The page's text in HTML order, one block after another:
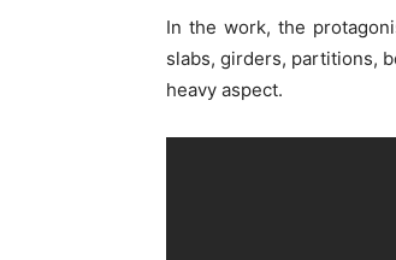
In the work, the
slabs, girders, partitions,
heavy aspect.